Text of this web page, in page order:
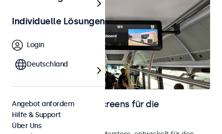
Monitore und Touchscreens für die
Fahrzeugintegration
Individuelle Lösungen
Login
Deutschland
Angebot anfordern
Hilfe & Support
Über Uns